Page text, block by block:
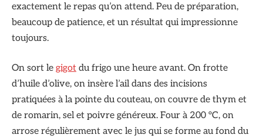
exactement le repas qu’on attend. Peu de préparation,
beaucoup de patience, et un résultat qui impressionne
toujours.
On sort le gigot du frigo une heure avant. On frotte
d’huile d’olive, on insère l’ail dans des incisions
pratiquées à la pointe du couteau, on couvre de thym et
de romarin, sel et poivre généreux. Four à 200 °C, on
arrose régulièrement avec le jus qui se forme au fond du